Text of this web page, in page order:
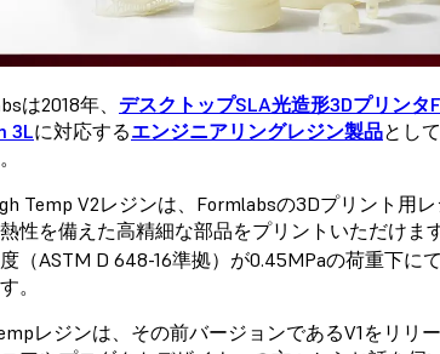
は2018年、 デスクトップSLA光造形3Dプリンタ
3Lに対応するエンジニアリングレジン製品とし
Temp V2レジンは、Formlabsの3Dプリント用
性を備えた高精細な部品をプリントいただけ
（ASTM D 648-16準拠）が0.45MPaの荷重下
。
レジンは、その前バージョンであるV1をリリ